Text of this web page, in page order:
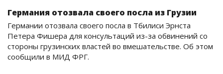
Германия отозвала своего посла из Грузии
Германии отозвала своего посла в Тбилиси Эрнста
Петера Фишера для консультаций из-за обвинений со
стороны грузинских властей во вмешательстве. Об этом
сообщили в МИД ФРГ.